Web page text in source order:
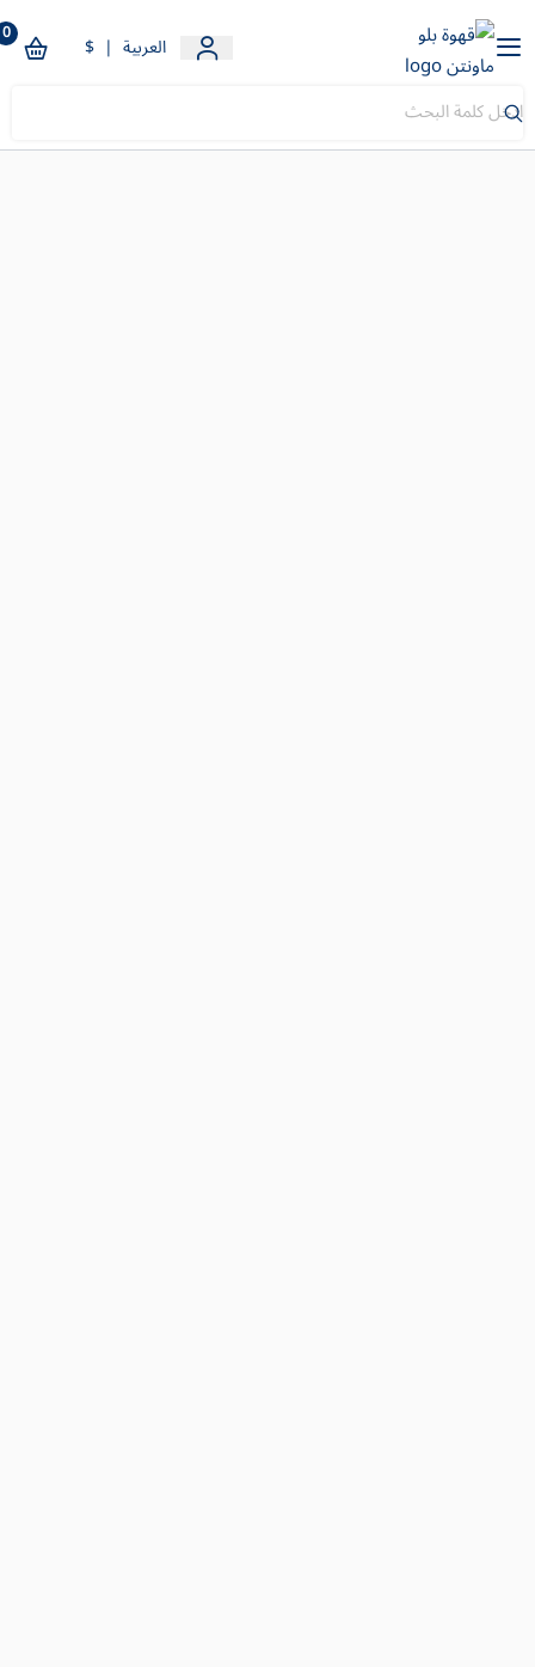
قهوة بلو ماونتن العربية $
0